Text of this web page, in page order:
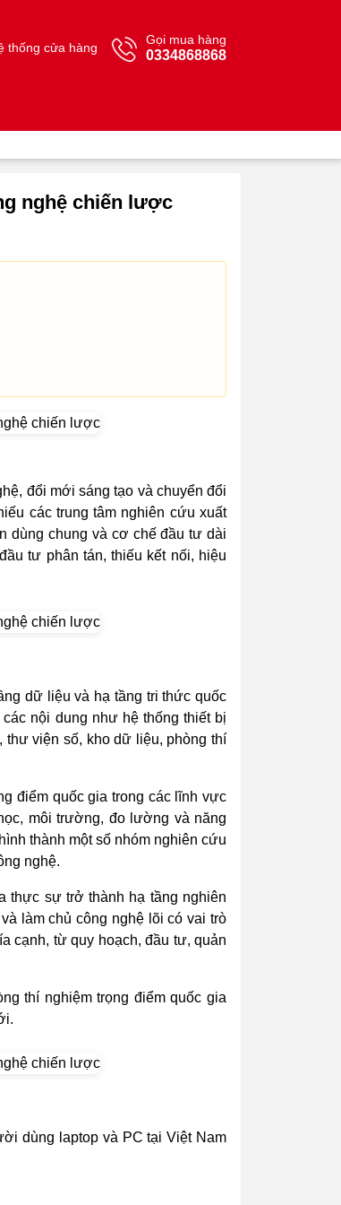
thống cửa hàng
Gọi mua hàng
0334868868
nghệ chiến lược
đổi mới sáng tạo và chuyển đổi
các trung tâm nghiên cứu xuất
dùng chung và cơ chế đầu tư dài
tư phân tán, thiếu kết nối, hiệu
dữ liệu và hạ tầng tri thức quốc
nội dung như hệ thống thiết bị
thư viện số, kho dữ liệu, phòng thí
điểm quốc gia trong các lĩnh vực
môi trường, đo lường và năng
thành một số nhóm nghiên cứu
nghệ.
thực sự trở thành hạ tầng nghiên
làm chủ công nghệ lõi có vai trò
cạnh, từ quy hoạch, đầu tư, quản
thí nghiệm trọng điểm quốc gia
dùng laptop và PC tại Việt Nam